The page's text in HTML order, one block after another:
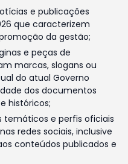
e publicações
que caracterizem
da gestão;
e peças de
marcas, slogans ou
do atual Governo
dos documentos
históricos;
temáticos e perfis oficiais
redes sociais, inclusive
conteúdos publicados e